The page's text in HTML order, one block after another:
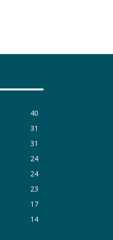
40
31
31
24
24
23
17
14